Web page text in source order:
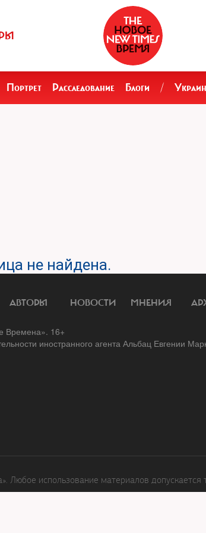
Портрет Расследование Блоги /
не найдена.
АВТОРЫ НОВОСТИ МНЕНИЯ
16+
иностранного агента Альбац Евгении
использование материалов допускается